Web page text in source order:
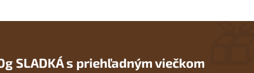
SLADKÁ s priehľadným viečkom